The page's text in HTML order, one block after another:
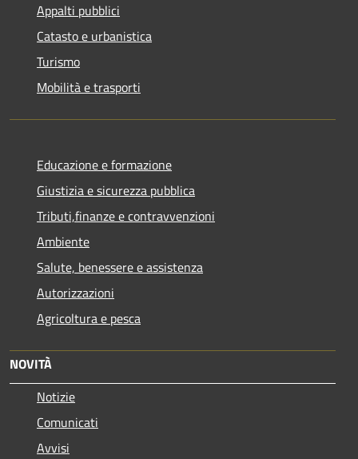
Appalti pubblici
Catasto e urbanistica
Turismo
Mobilità e trasporti
Educazione e formazione
Giustizia e sicurezza pubblica
Tributi,finanze e contravvenzioni
Ambiente
Salute, benessere e assistenza
Autorizzazioni
Agricoltura e pesca
NOVITÀ
Notizie
Comunicati
Avvisi